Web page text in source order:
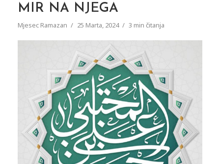
MIR NA NJEGA
Mjesec Ramazan 25 Marta, 2024 3 min čitanja